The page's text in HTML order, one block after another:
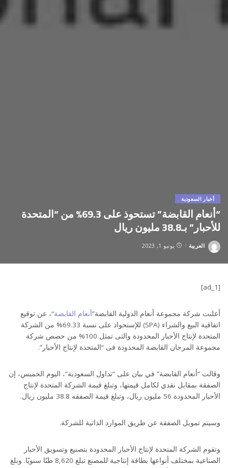
أخبار السعودية
“أنعام القابضة” تستحوذ على 69.3% من “المتحدة
للأحبار” بـ38.8 مليون ريال
Posted
العربية يونيو 1, 2023
[ad_1]
أعلنت شركة مجموعة أنعام الدولية القابضة”أنعام القابضة“، عن توقيع
اتفاقية البيع والشراء (SPA) للإستحواذ على نسبة 69.33% من الشركة
المتحدة لإنتاج الأحبار المحدودة والتى تمثل 100% من حصص شركة
مجموعة المرجان القابضة المحدودة فى “المتحدة لإنتاج الأحبار”.
وقالت “أنعام القابضة” في بيان على “تداول السعودية”، اليوم الخميس، إن
الصفقة بمقابل نقدي لكامل قيمتها، وتبلغ قيمة الشركة المتحدة لإنتاج
الأحبار المحدودة 56 مليون ريال، وتبلغ قيمة الصفقه 38.8 مليون ريال.
وسيتم تمويل الصفقة عن طريق الموارد الذاتية للشركة.
وتقوم الشركة المتحدة لإنتاج الأحبار المحدودة بتصنيع وتسويق الأحبار
الصناعية بمختلف أنواعها بطاقة إنتاجية للمصنع تبلغ 8,620 طنًا سنويًا. وبلغ